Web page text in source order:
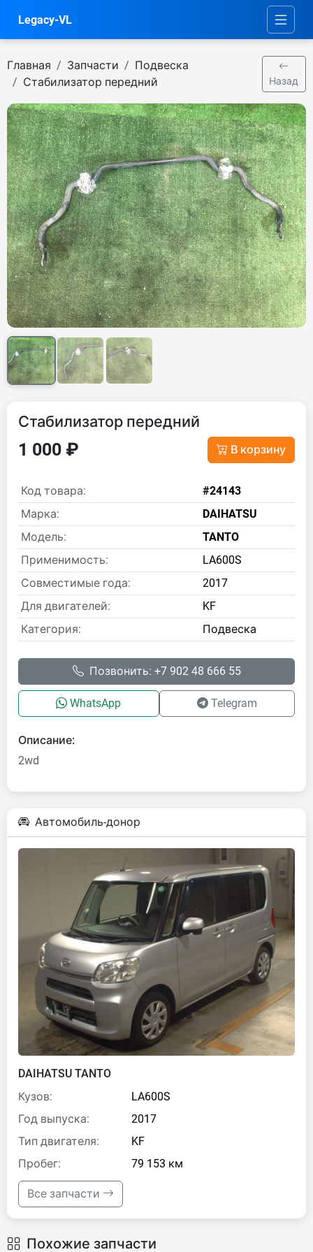
Legacy-VL
Главная Запчасти
Подвеска
Стабилизатор передний
Назад
Стабилизатор передний
1 000 ₽ В корзину
Код товара:
#24143
Марка:
DAIHATSU
Модель:
TANTO
Применимость:
LA600S
Совместимые года:
2017
Для двигателей:
KF
Категория:
Подвеска
Позвонить: +7 902 48 666 55
WhatsApp Telegram
Описание:
2wd
Автомобиль-донор
DAIHATSU TANTO
Кузов:
LA600S
Год выпуска:
2017
Тип двигателя:
KF
Пробег:
79 153 км
Все запчасти
Похожие запчасти